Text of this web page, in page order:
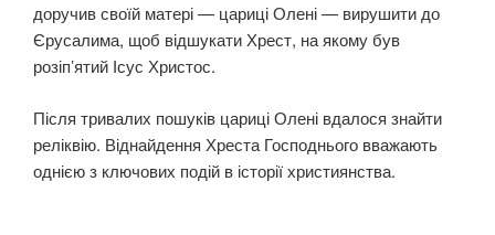
доручив своїй матері — цариці Олені — вирушити до
Єрусалима, щоб відшукати Хрест, на якому був
розіп’ятий Ісус Христос.
Після тривалих пошуків цариці Олені вдалося знайти
реліквію. Віднайдення Хреста Господнього вважають
однією з ключових подій в історії християнства.